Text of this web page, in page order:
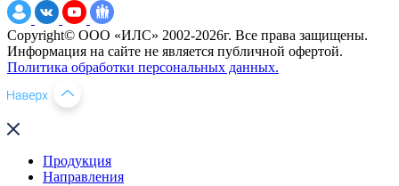
Copyright© ООО «ИЛС» 2002-2026г. Все права защищены.
Информация на сайте не является публичной офертой.
Политика обработки персональных данных.
Продукция
Направления